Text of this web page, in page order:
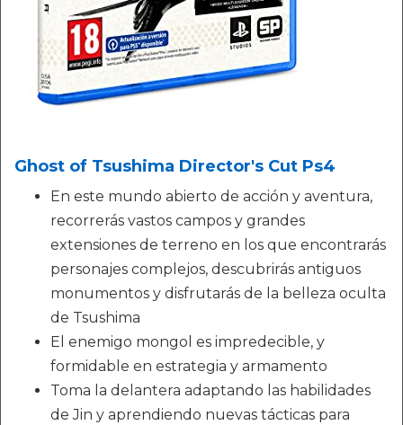
Ghost of Tsushima Director's Cut Ps4
En este mundo abierto de acción y aventura,
recorrerás vastos campos y grandes
extensiones de terreno en los que encontrarás
personajes complejos, descubrirás antiguos
monumentos y disfrutarás de la belleza oculta
de Tsushima
El enemigo mongol es impredecible, y
formidable en estrategia y armamento
Toma la delantera adaptando las habilidades
de Jin y aprendiendo nuevas tácticas para